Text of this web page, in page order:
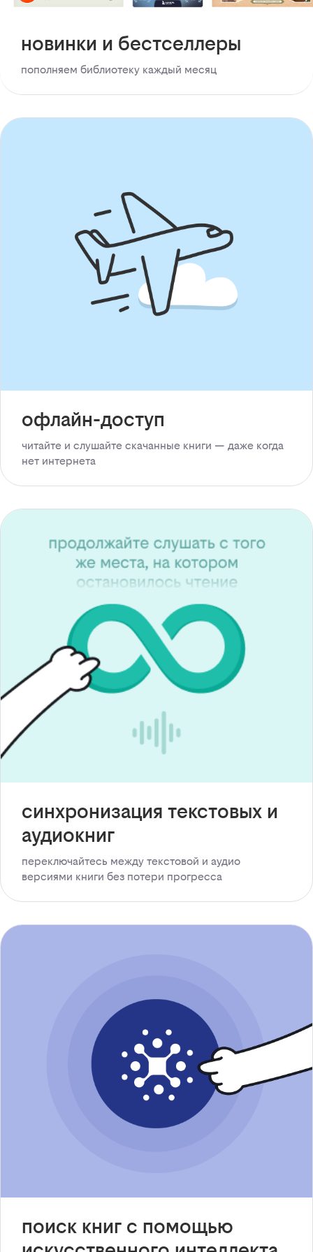
новинки и бестселлеры
пополняем библиотеку каждый месяц
офлайн-доступ
читайте и слушайте скачанные книги — даже когда
нет интернета
синхронизация текстовых и
аудиокниг
переключайтесь между текстовой и аудио
версиями книги без потери прогресса
поиск книг с помощью